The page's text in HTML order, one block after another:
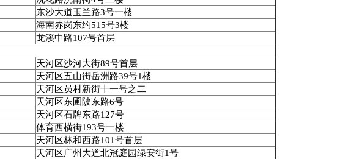
东沙大道玉兰路3号一楼
海南赤岗东约515号3楼
龙溪中路107号首层
天河区沙河大街89号首层
天河区五山街岳洲路39号1楼
天河区员村新街十一号之二
天河区东圃陂东路6号
天河区石牌东路127号
体育西横街193号一楼
天河区林和西路101号首层
天河区广州大道北冠庭园绿安街1号